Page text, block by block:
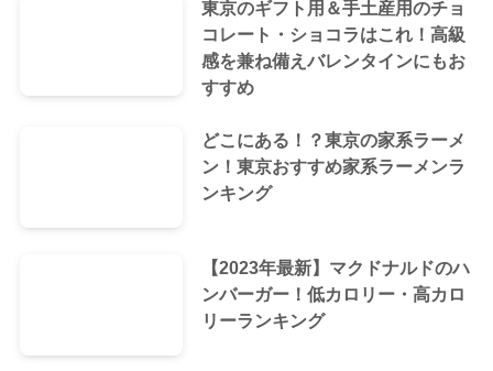
東京のギフト用＆手土産用のチョ
コレート・ショコラはこれ！高級
感を兼ね備えバレンタインにもお
すすめ
どこにある！？東京の家系ラーメ
ン！東京おすすめ家系ラーメンラ
ンキング
【2023年最新】マクドナルドのハ
ンバーガー！低カロリー・高カロ
リーランキング